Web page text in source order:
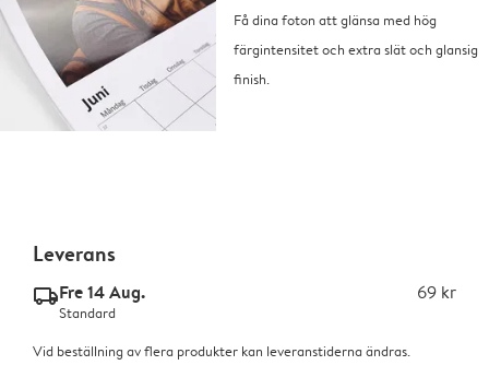
Få dina foton att glänsa med hög
färgintensitet och extra slät och glansig
finish.
Leverans
delivery_standard_v2Fre 14 Aug. 69 kr
Standard
Vid beställning av flera produkter kan leveranstiderna ändras.